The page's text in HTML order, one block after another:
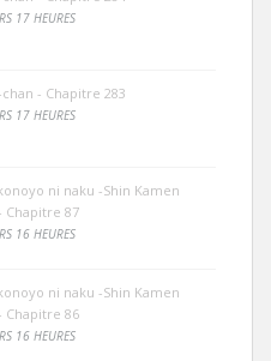
17 HEURES
- Chapitre 283
17 HEURES
ni naku -Shin Kamen
Chapitre 87
16 HEURES
ni naku -Shin Kamen
Chapitre 86
16 HEURES